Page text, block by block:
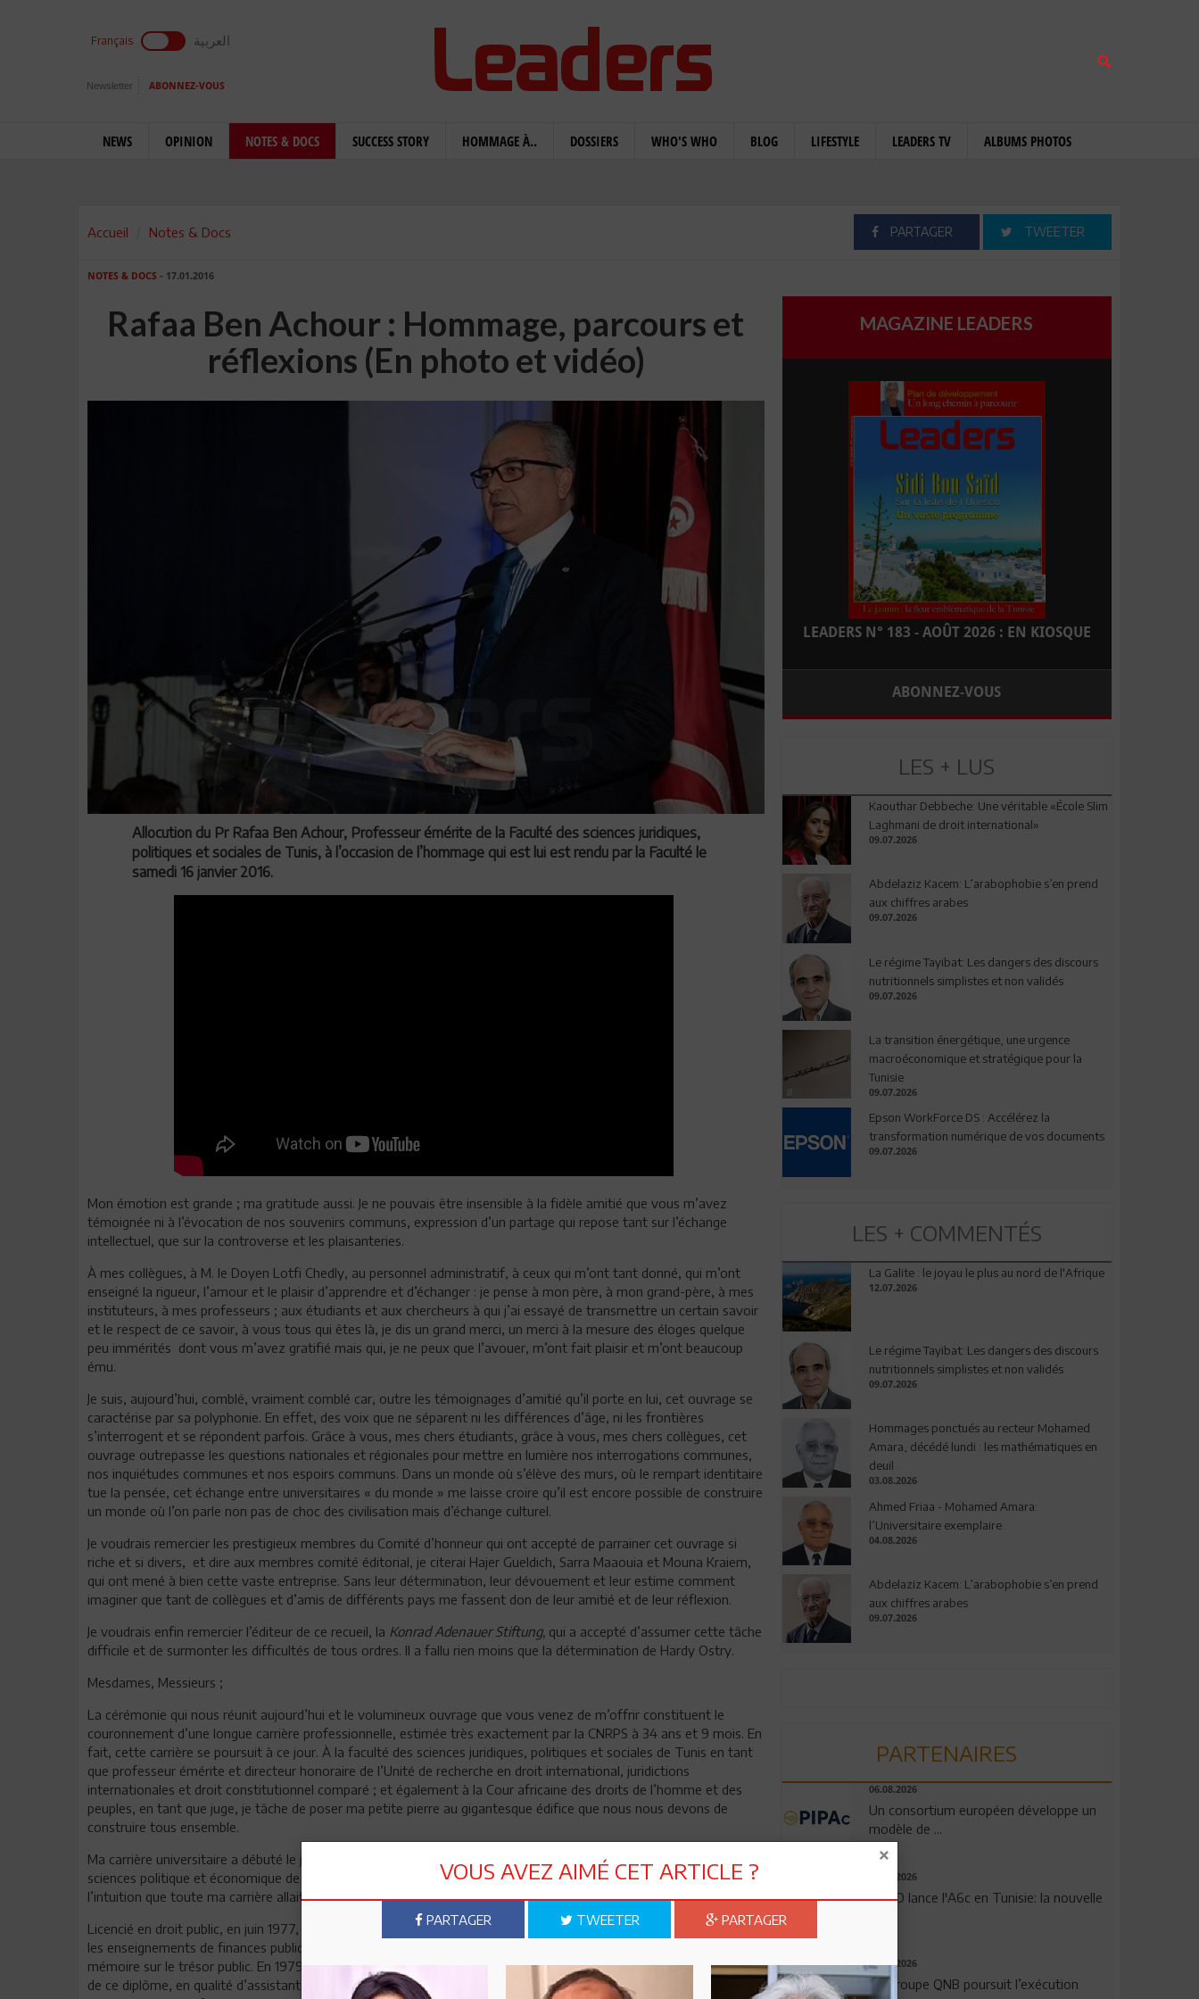
Français العربية
Newsletter ABONNEZ-VOUS
NEWS OPINION NOTES & DOCS SUCCESS STORY HOMMAGE À.. DOSSIERS WHO'S WHO BLOG LIFESTYLE LEADERS TV ALBUMS PHOTOS
Accueil Notes & Docs PARTAGER TWEETER
NOTES & DOCS - 17.01.2016
Rafaa Ben Achour : Hommage, parcours et
réflexions (En photo et vidéo)
Allocution du Pr Rafaa Ben Achour, Professeur émérite de la Faculté des sciences juridiques,
politiques et sociales de Tunis, à l’occasion de l’hommage qui est lui est rendu par la Faculté le
samedi 16 janvier 2016.
Mon émotion est grande ; ma gratitude aussi. Je ne pouvais être insensible à la fidèle amitié que vous m’avez
témoignée ni à l’évocation de nos souvenirs communs, expression d’un partage qui repose tant sur l’échange
intellectuel, que sur la controverse et les plaisanteries.
À mes collègues, à M. le Doyen Lotfi Chedly, au personnel administratif, à ceux qui m’ont tant donné, qui m’ont
enseigné la rigueur, l’amour et le plaisir d’apprendre et d’échanger : je pense à mon père, à mon grand-père, à mes
instituteurs, à mes professeurs ; aux étudiants et aux chercheurs à qui j’ai essayé de transmettre un certain savoir
et le respect de ce savoir, à vous tous qui êtes là, je dis un grand merci, un merci à la mesure des éloges quelque
peu immérités dont vous m’avez gratifié mais qui, je ne peux que l’avouer, m’ont fait plaisir et m’ont beaucoup
ému.
Je suis, aujourd’hui, comblé, vraiment comblé car, outre les témoignages d’amitié qu’il porte en lui, cet ouvrage se
caractérise par sa polyphonie. En effet, des voix que ne séparent ni les différences d’âge, ni les frontières
s’interrogent et se répondent parfois. Grâce à vous, mes chers étudiants, grâce à vous, mes chers collègues, cet
ouvrage outrepasse les questions nationales et régionales pour mettre en lumière nos interrogations communes,
nos inquiétudes communes et nos espoirs communs. Dans un monde où s’élève des murs, où le rempart identitaire
tue la pensée, cet échange entre universitaires « du monde » me laisse croire qu’il est encore possible de construire
un monde où l’on parle non pas de choc des civilisation mais d’échange culturel.
Je voudrais remercier les prestigieux membres du Comité d’honneur qui ont accepté de parrainer cet ouvrage si
riche et si divers, et dire aux membres comité éditorial, je citerai Hajer Gueldich, Sarra Maaouia et Mouna Kraiem,
qui ont mené à bien cette vaste entreprise. Sans leur détermination, leur dévouement et leur estime comment
imaginer que tant de collègues et d’amis de différents pays me fassent don de leur amitié et de leur réflexion.
Je voudrais enfin remercier l’éditeur de ce recueil, la Konrad Adenauer Stiftung, qui a accepté d’assumer cette tâche
difficile et de surmonter les difficultés de tous ordres. Il a fallu rien moins que la détermination de Hardy Ostry.
Mesdames, Messieurs ;
La cérémonie qui nous réunit aujourd’hui et le volumineux ouvrage que vous venez de m’offrir constituent le
couronnement d’une longue carrière professionnelle, estimée très exactement par la CNRPS à 34 ans et 9 mois. En
fait, cette carrière se poursuit à ce jour. À la faculté des sciences juridiques, politiques et sociales de Tunis en tant
que professeur émérite et directeur honoraire de l’Unité de recherche en droit international, juridictions
internationales et droit constitutionnel comparé ; et également à la Cour africaine des droits de l’homme et des
peuples, en tant que juge, je tâche de poser ma petite pierre au gigantesque édifice que nous nous devons de
construire tous ensemble.
Ma carrière universitaire a débuté le jour où j’ai, pour la première fois, franchi le seuil de la Faculté de droit et de
sciences politique et économique de Tunis, au mois d’octobre 1973, pour entamer une licence en droit. J’ai eu alors
l’intuition que toute ma carrière allait être dédiée à l’Université et à la recherche.
Licencié en droit public, en juin 1977, je m’inscris au DES de droit public en 1978. Fortement influencé et marqué par
les enseignements de finances publiques dispensés par Jean-Claude Hélin, je m’engage dans la rédaction d’un
mémoire sur le trésor public. En 1979, je m’oriente vers le DES de science politique et suis recruté, après l’obtention
de ce diplôme, en qualité d’assistant-délégué au Centre d’études, de recherche et de publication de la Faculté(dirigé
MAGAZINE LEADERS
LEADERS N° 183 - AOÛT 2026 : EN KIOSQUE
ABONNEZ-VOUS
LES + LUS
Kaouthar Debbeche: Une véritable «École Slim
Laghmani de droit international»
09.07.2026
Abdelaziz Kacem: L’arabophobie s’en prend
aux chiffres arabes
09.07.2026
Le régime Tayibat: Les dangers des discours
nutritionnels simplistes et non validés
09.07.2026
La transition énergétique, une urgence
macroéconomique et stratégique pour la
Tunisie
09.07.2026
Epson WorkForce DS : Accélérez la
transformation numérique de vos documents
09.07.2026
LES + COMMENTÉS
La Galite : le joyau le plus au nord de l'Afrique
12.07.2026
Le régime Tayibat: Les dangers des discours
nutritionnels simplistes et non validés
09.07.2026
Hommages ponctués au recteur Mohamed
Amara, décédé lundi : les mathématiques en
deuil
03.08.2026
Ahmed Friaa - Mohamed Amara:
l’Universitaire exemplaire
04.08.2026
Abdelaziz Kacem: L’arabophobie s’en prend
aux chiffres arabes
09.07.2026
PARTENAIRES
06.08.2026
Un consortium européen développe un
modèle de ...
04.08.2026
OPPO lance l'A6c en Tunisie: la nouvelle
29.07.2026
Le Groupe QNB poursuit l’exécution
VOUS AVEZ AIMÉ CET ARTICLE ?
PARTAGER TWEETER PARTAGER